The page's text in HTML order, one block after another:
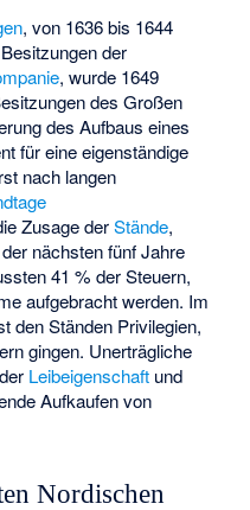
, von 1636 bis 1644
der
, wurde 1649
des Großen
des Aufbaus eines
für eine eigenständige
nach langen
Zusage derStände,
nächsten fünf Jahre
41 % der Steuern,
aufgebracht werden. Im
den Ständen Privilegien,
gingen. Unerträgliche
Leibeigenschaft und
Aufkaufen von
Nordischen